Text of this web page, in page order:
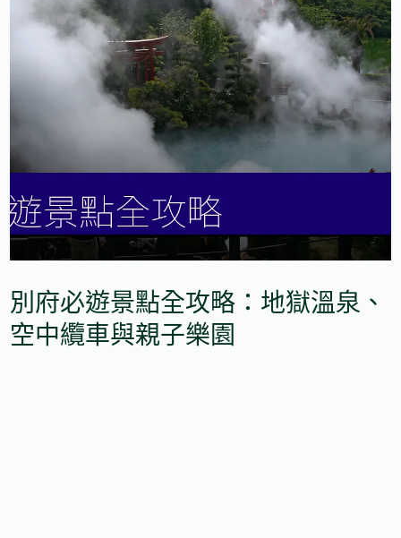
別府必遊景點全攻略：地獄溫泉、
空中纜車與親子樂園